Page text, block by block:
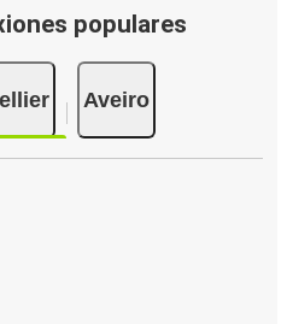
populares
Aveiro